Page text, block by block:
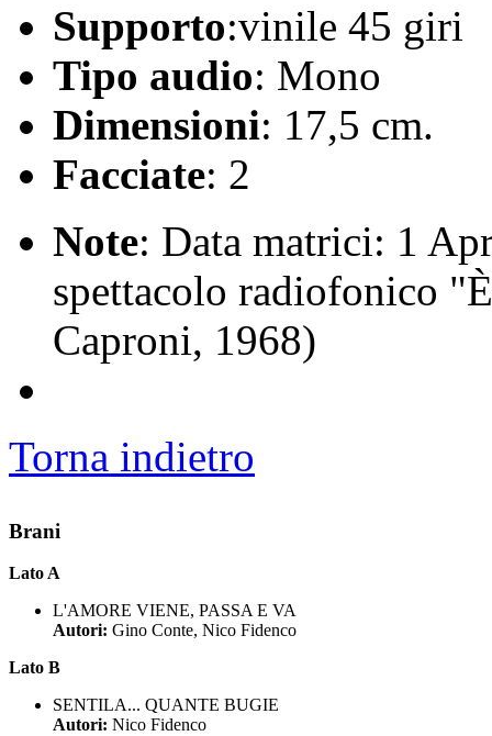
Supporto:vinile 45 giri
Tipo audio: Mono
Dimensioni: 17,5 cm.
Facciate: 2
Note: Data matrici: 1
spettacolo radiofonico
Caproni, 1968)
Torna indietro
Brani
Lato A
L'AMORE VIENE, PASSA E VA
Autori: Gino Conte, Nico Fidenco
Lato B
SENTILA... QUANTE BUGIE
Autori: Nico Fidenco